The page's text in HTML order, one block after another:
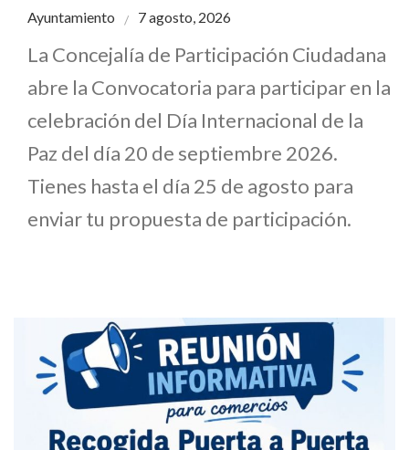
Ayuntamiento 7 agosto, 2026
La Concejalía de Participación Ciudadana
abre la Convocatoria para participar en la
celebración del Día Internacional de la
Paz del día 20 de septiembre 2026.
Tienes hasta el día 25 de agosto para
enviar tu propuesta de participación.